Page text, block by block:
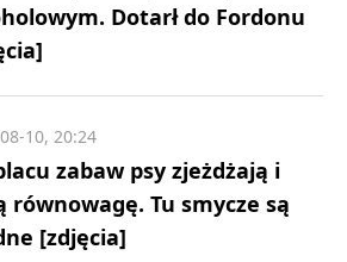
Dotarł do Fordonu
zabaw psy zjeżdżają i
równowagę. Tu smycze są
[zdjęcia]
10, 20:24